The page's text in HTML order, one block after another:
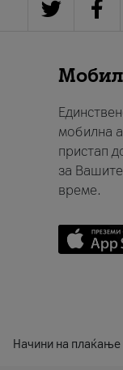
мобилна
пристап
за
време.
Начини на плаќање